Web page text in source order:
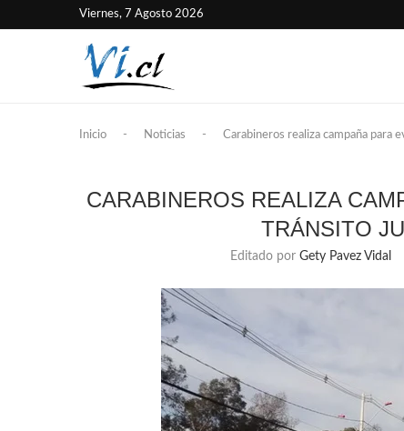
Viernes, 7 Agosto 2026
Inicio - Noticias - Carabineros realiza campaña para
CARABINEROS REALIZA
TRÁNSITO
Editado porGety Pavez Vidal